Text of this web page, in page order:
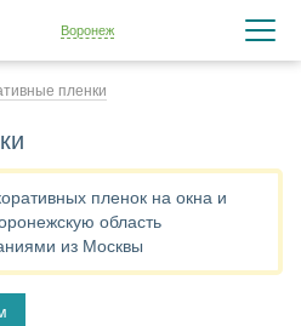
Воронеж
пленки
пленок на окна и
область
из Москвы